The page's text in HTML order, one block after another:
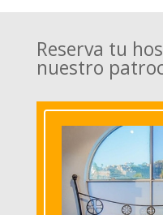
Reserva tu
nuestro